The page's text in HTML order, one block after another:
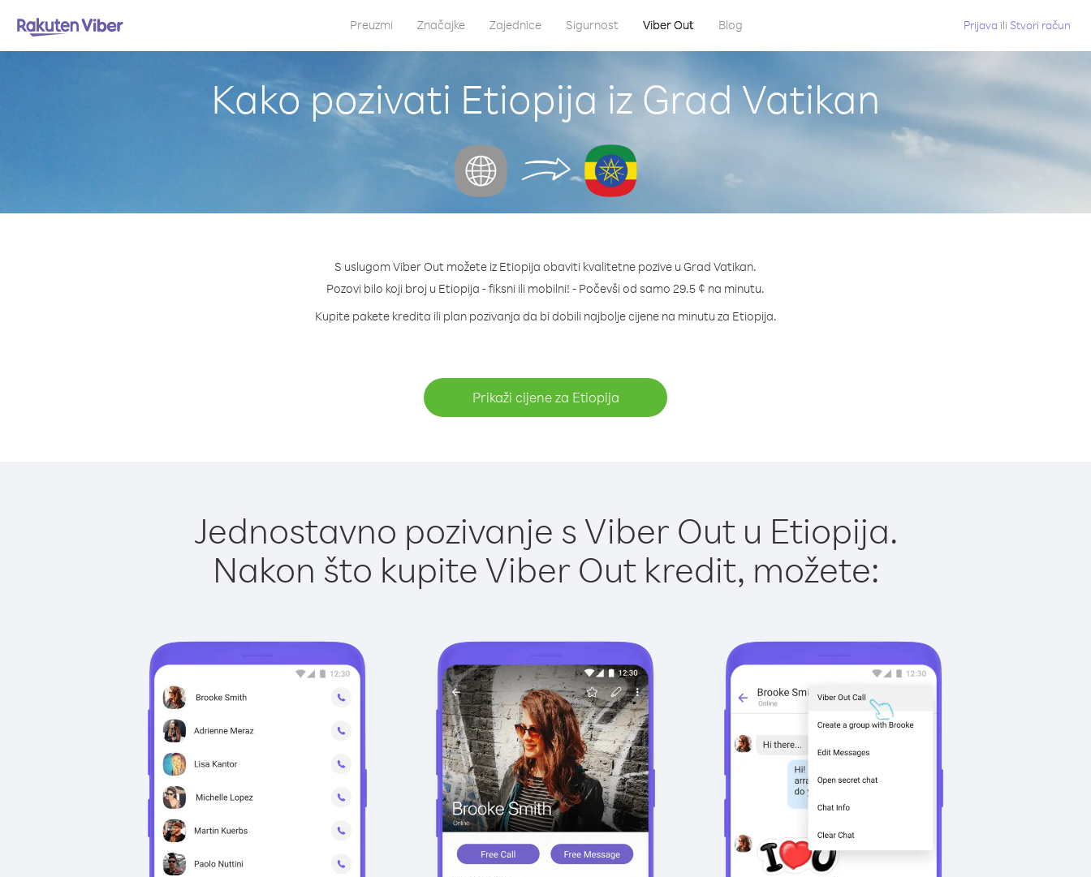
Preuzmi Značajke Zajednice Sigurnost Viber Out Blog Prijava ili Stvori račun
Kako pozivati Etiopija iz Grad Vatikan
S uslugom Viber Out možete iz Etiopija obaviti kvalitetne pozive u Grad Vatikan.
Pozovi bilo koji broj u Etiopija - fiksni ili mobilni! - Počevši od samo 29.5 ¢ na minutu.
Kupite pakete kredita ili plan pozivanja da bi dobili najbolje cijene na minutu za Etiopija.
Prikaži cijene za Etiopija
Jednostavno pozivanje s Viber Out u Etiopija.
Nakon što kupite Viber Out kredit, možete: